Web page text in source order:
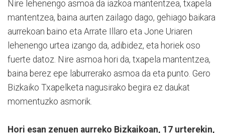
Nire lehenengo asmoa da iazkoa mantentzea, txapela
mantentzea, baina aurten zailago dago, gehiago baikara
aurrekoan baino eta Arrate Illaro eta Jone Uriaren
lehenengo urtea izango da, adibidez, eta horiek oso
fuerte datoz. Nire asmoa hori da, txapela mantentzea,
baina berez epe laburrerako asmoa da eta punto. Gero
Bizkaiko Txapelketa nagusirako begira ez daukat
momentuzko asmorik.
Hori esan zenuen aurreko Bizkaikoan, 17 urterekin,